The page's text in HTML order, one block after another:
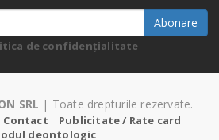
Abonare
de confidențialitate
SRL | Toate drepturile rezervate.
Contact
Publicitate / Rate card
deontologic